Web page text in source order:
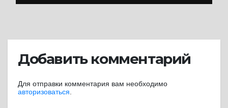
Добавить комментарий
Для отправки комментария вам необходимо
авторизоваться